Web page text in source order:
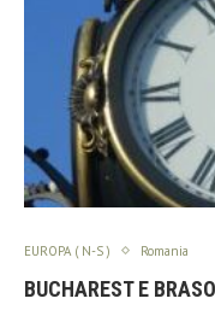
EUROPA ( N-S ) Romania
BUCHAREST E